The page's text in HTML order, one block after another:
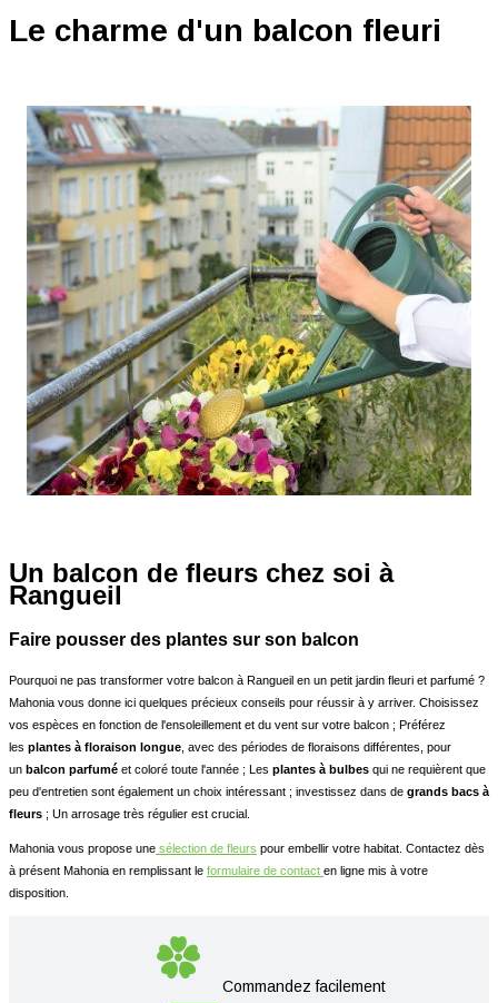
Le charme d'un balcon fleuri
Un balcon de fleurs chez soi à
Rangueil
Faire pousser des plantes sur son balcon
Pourquoi ne pas transformer votre balcon à Rangueil en un petit jardin fleuri et parfumé ?
Mahonia vous donne ici quelques précieux conseils pour réussir à y arriver. Choisissez
vos espèces en fonction de l'ensoleillement et du vent sur votre balcon ; Préférez
les plantes à floraison longue , avec des périodes de floraisons différentes, pour
un balcon parfumé et coloré toute l'année ; Les plantes à bulbes qui ne requièrent que
peu d'entretien sont également un choix intéressant ; investissez dans de grands bacs à
fleurs ; Un arrosage très régulier est crucial.
Mahonia vous propose une sélection de fleurs pour embellir votre habitat. Contactez dès
à présent Mahonia en remplissant le formulaire de contact en ligne mis à votre
disposition.
Commandez facilement